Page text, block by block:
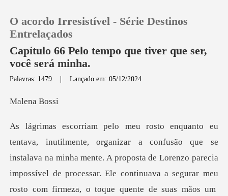
Loja
Histórico
Sair
Baixar App
O acordo Irresistível - Série Destinos
Entrelaçados
Capítulo 66 Pelo tempo que tiver que ser,
você será minha.
Palavras: 1479 |Lançado em: 05/12/2024
na B
lava na minha mente. A proposta de Lorenzo parecia
impossível de processar. Ele continuava a segurar meu